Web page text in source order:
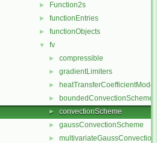
► Function2s
► functionEntries
► functionObjects
▼ fv
► compressible
► gradientLimiters
► heatTransferCoefficientModels
► boundedConvectionScheme
► convectionScheme
► gaussConvectionScheme
►